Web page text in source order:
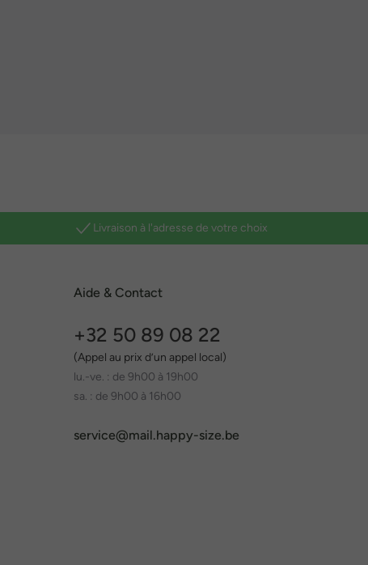
Livraison à l'adresse de votre choix
Aide & Contact
+32 50 89 08 22
(Appel au prix d’un appel local)
lu.-ve. : de 9h00 à 19h00
sa. : de 9h00 à 16h00
service@mail.happy-size.be